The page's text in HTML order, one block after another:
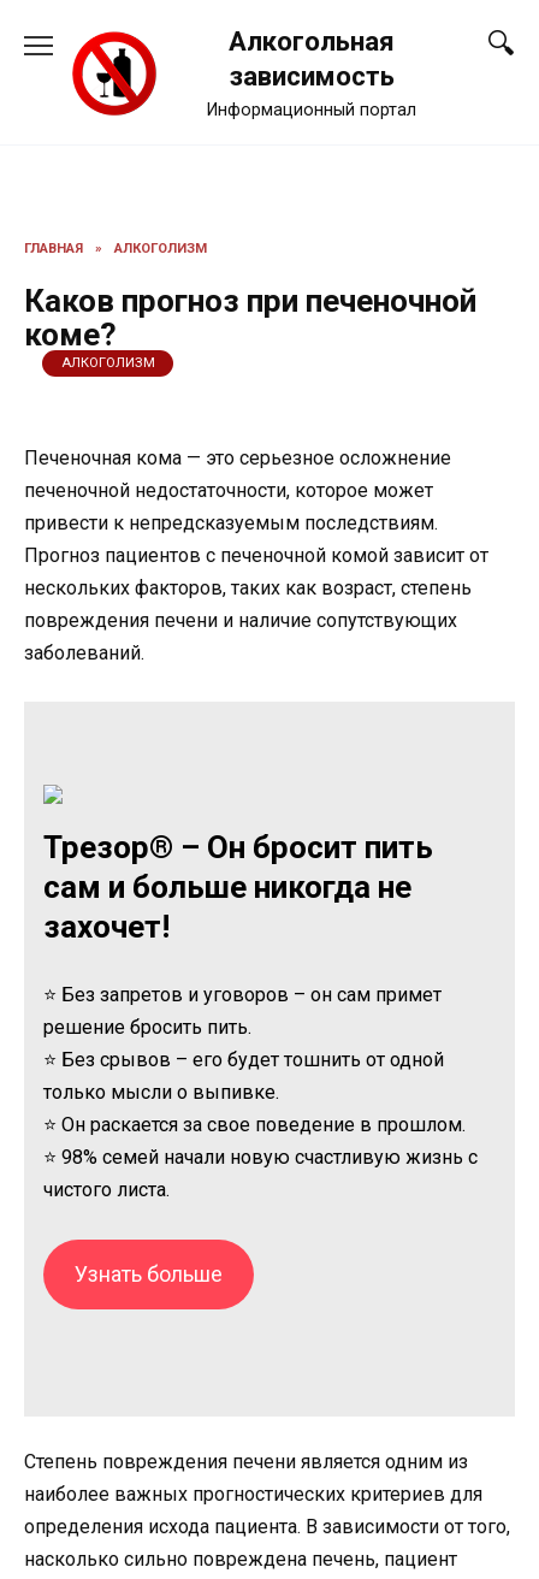
содержанию
Алкогольная
зависимость
Информационный портал
ГЛАВНАЯ » АЛКОГОЛИЗМ
Каков прогноз при печеночной
коме?
АЛКОГОЛИЗМ
Печеночная кома — это серьезное осложнение
печеночной недостаточности, которое может
привести к непредсказуемым последствиям.
Прогноз пациентов с печеночной комой зависит от
нескольких факторов, таких как возраст, степень
повреждения печени и наличие сопутствующих
заболеваний.
Трезор® – Он бросит пить
сам и больше никогда не
захочет!
⭐ Без запретов и уговоров – он сам примет
решение бросить пить.
⭐ Без срывов – его будет тошнить от одной
только мысли о выпивке.
⭐ Он раскается за свое поведение в прошлом.
⭐ 98% семей начали новую счастливую жизнь с
чистого листа.
Узнать больше
Степень повреждения печени является одним из
наиболее важных прогностических критериев для
определения исхода пациента. В зависимости от того,
насколько сильно повреждена печень, пациент